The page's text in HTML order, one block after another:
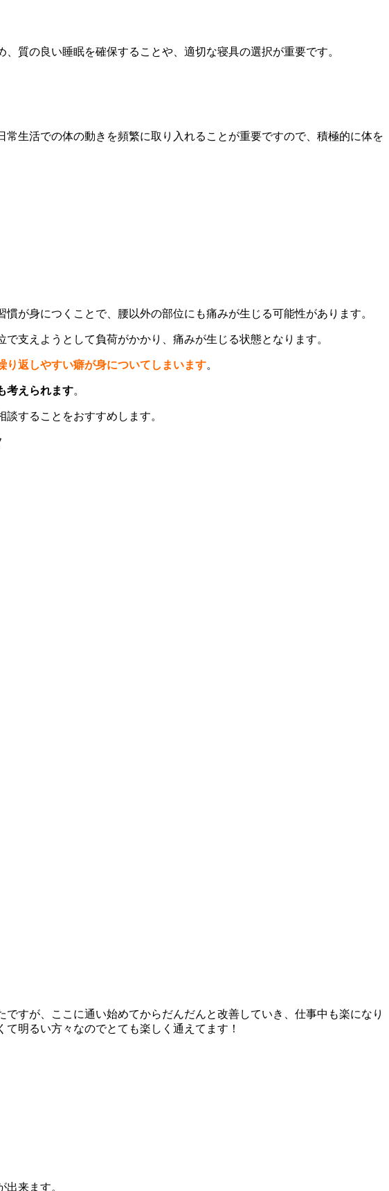
質の良い睡眠を確保することや、適切な寝具の選択が重要です。
生活での体の動きを頻繁に取り入れることが重要ですので、積極的に体を
が身につくことで、腰以外の部位にも痛みが生じる可能性があります。
支えようとして負荷がかかり、痛みが生じる状態となります。
り返しやすい癖が身についてしまいます。
考えられます。
することをおすすめします。
すが、ここに通い始めてからだんだんと改善していき、仕事中も楽になり
明るい方々なのでとても楽しく通えてます！
来ます。